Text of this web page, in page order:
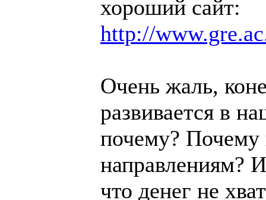
хороший сайт:
http://
Очень жаль,
развивается в
почему? Почему
направлениям?
что денег не